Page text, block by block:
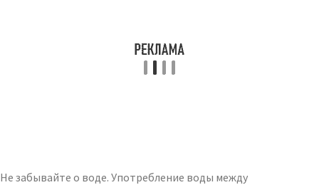
Не забывайте о воде. Употребление воды между